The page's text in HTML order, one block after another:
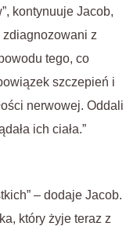
kontynuuje Jacob,
zdiagnozowani z
tego, co
szczepień i
nerwowej. Oddali
ich ciała.”
– dodaje Jacob.
który żyje teraz z